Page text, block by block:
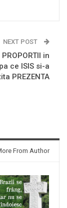
NEXT POST
in
ce ISIS si-a
PREZENTA
From Author